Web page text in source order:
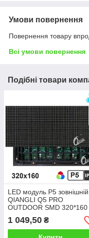
Умови повернення
Повернення товару
Всі умови повернення
Подібні товари
LED модуль P5 зовнішній
QIANGLI Q5 PRO
OUTDOOR SMD 320*160
мм
1 049,50 ₴